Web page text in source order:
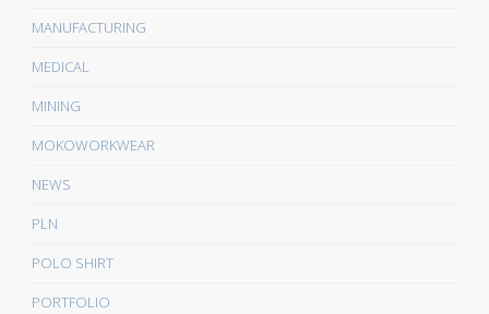
MANUFACTURING
MEDICAL
MINING
MOKOWORKWEAR
NEWS
PLN
POLO SHIRT
PORTFOLIO